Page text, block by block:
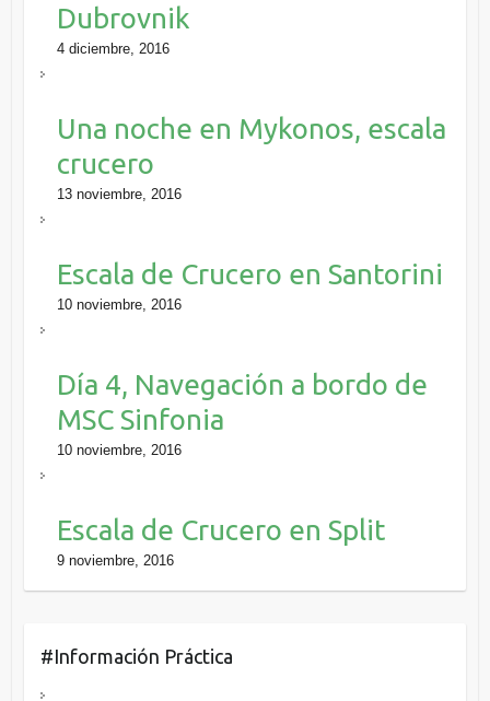
Dubrovnik
4 diciembre, 2016
Una noche en Mykonos, escala
crucero
13 noviembre, 2016
Escala de Crucero en Santorini
10 noviembre, 2016
Día 4, Navegación a bordo de
MSC Sinfonia
10 noviembre, 2016
Escala de Crucero en Split
9 noviembre, 2016
#Información Práctica